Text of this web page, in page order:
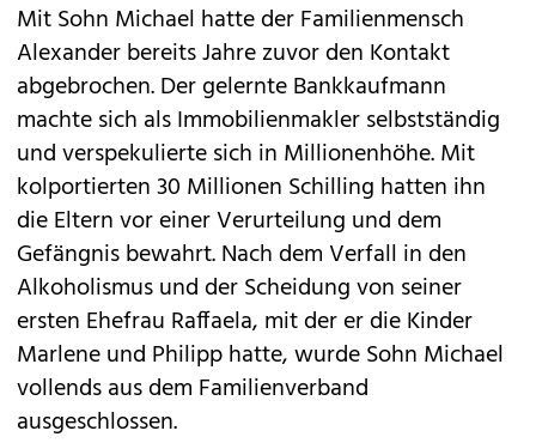
Mit Sohn Michael hatte der Familienmensch
Alexander bereits Jahre zuvor den Kontakt
abgebrochen. Der gelernte Bankkaufmann
machte sich als Immobilienmakler selbstständig
und verspekulierte sich in Millionenhöhe. Mit
kolportierten 30 Millionen Schilling hatten ihn
die Eltern vor einer Verurteilung und dem
Gefängnis bewahrt. Nach dem Verfall in den
Alkoholismus und der Scheidung von seiner
ersten Ehefrau Raffaela, mit der er die Kinder
Marlene und Philipp hatte, wurde Sohn Michael
vollends aus dem Familienverband
ausgeschlossen.